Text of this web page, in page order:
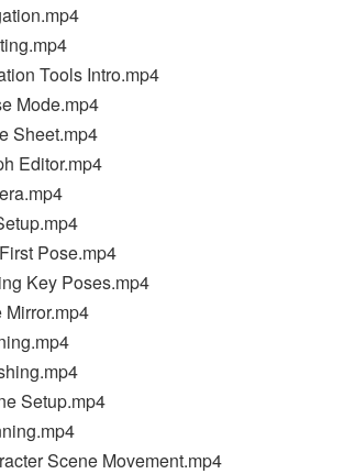
Tools Intro.mp4
Mode.mp4
Sheet.mp4
Editor.mp4
Pose.mp4
Key Poses.mp4
Setup.mp4
Scene Movement.mp4